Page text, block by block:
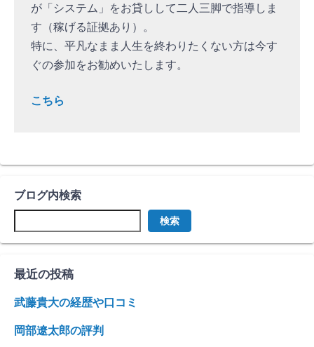
が「システム」をお貸しして二人三脚で指導しま
す（稼げる証拠あり）。
特に、平凡なまま人生を終わりたくない方は今す
ぐの参加をお勧めいたします。
こちら
ブログ内検索
検索
最近の投稿
武藤貴大の経歴や口コミ
岡部遼太郎の評判